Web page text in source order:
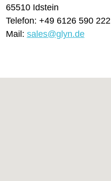
65510 Idstein
Telefon: +49 6126 590 222
Mail: sales@glyn.de